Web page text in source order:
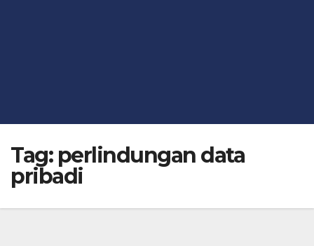
Tag: perlindungan data
pribadi